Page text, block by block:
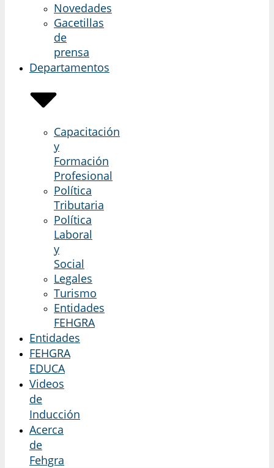
Novedades
Gacetillas
de
prensa
Departamentos
Capacitación
y
Formación
Profesional
Política
Tributaria
Política
Laboral
y
Social
Legales
Turismo
Entidades
FEHGRA
Entidades
FEHGRA
EDUCA
Videos
de
Inducción
Acerca
de
Fehgra